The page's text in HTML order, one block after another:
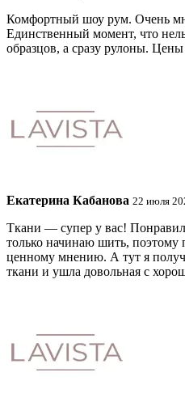
Комфортный шоу рум. Очень
Единственный момент, что
образцов, а сразу рулоны.
Екатерина Кабанова 22 июля
Ткани — супер у вас!
только начинаю шить,
ценному мнению. А тут я
ткани и ушла довольная с